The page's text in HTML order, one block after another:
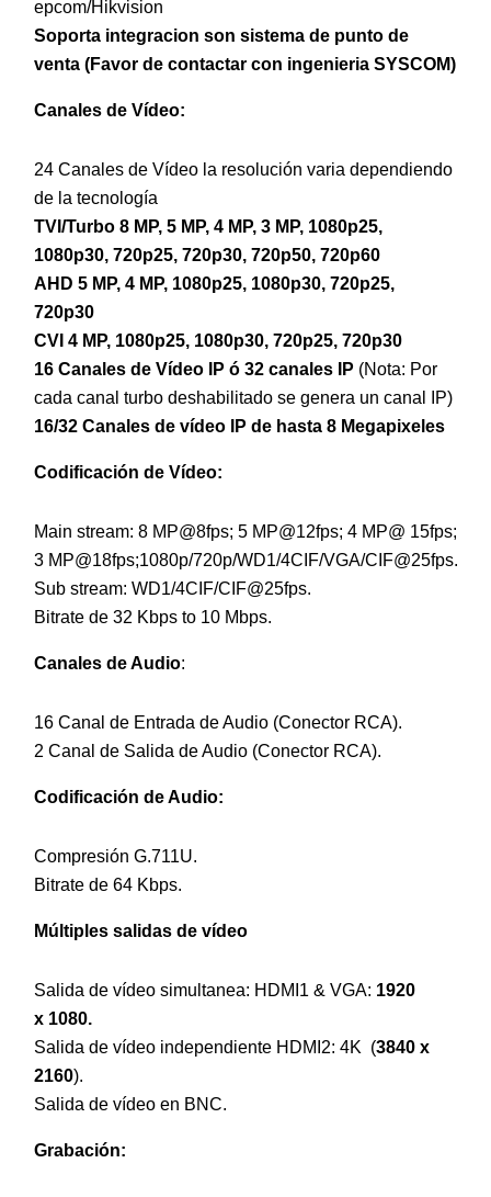
epcom/Hikvision
Soporta integracion son sistema de punto de
venta (Favor de contactar con ingenieria SYSCOM)
Canales de Vídeo:
24 Canales de Vídeo la resolución varia dependiendo
de la tecnología
TVI/Turbo 8 MP, 5 MP, 4 MP, 3 MP, 1080p25,
1080p30, 720p25, 720p30, 720p50, 720p60
AHD 5 MP, 4 MP, 1080p25, 1080p30, 720p25,
720p30
CVI 4 MP, 1080p25, 1080p30, 720p25, 720p30
16 Canales de Vídeo IP ó 32 canales IP (Nota: Por
cada canal turbo deshabilitado se genera un canal IP)
16/32 Canales de vídeo IP de hasta 8 Megapixeles
Codificación de Vídeo:
Main stream: 8 MP@8fps; 5 MP@12fps; 4 MP@ 15fps;
3 MP@18fps;1080p/720p/WD1/4CIF/VGA/CIF@25fps.
Sub stream: WD1/4CIF/CIF@25fps.
Bitrate de 32 Kbps to 10 Mbps.
Canales de Audio:
16 Canal de Entrada de Audio (Conector RCA).
2 Canal de Salida de Audio (Conector RCA).
Codificación de Audio:
Compresión G.711U.
Bitrate de 64 Kbps.
Múltiples salidas de vídeo
Salida de vídeo simultanea: HDMI1 & VGA: 1920
x 1080.
Salida de vídeo independiente HDMI2: 4K (3840 x
2160).
Salida de vídeo en BNC.
Grabación: